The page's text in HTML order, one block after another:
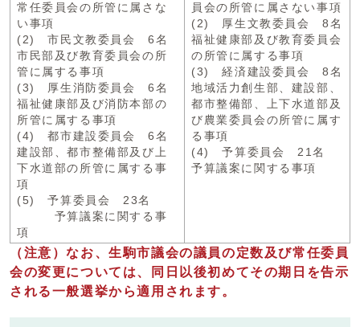
常任委員会の所管に属さな
い事項
(2) 市民文教委員会 6名
市民部及び教育委員会の所
管に属する事項
(3) 厚生消防委員会 6名
福祉健康部及び消防本部の
所管に属する事項
(4) 都市建設委員会 6名
建設部、都市整備部及び上
下水道部の所管に属する事
項
(5) 予算委員会 23名
予算議案に関する事
項
員会の所管に属さない事項
(2) 厚生文教委員会 8名
福祉健康部及び教育委員会
の所管に属する事項
(3) 経済建設委員会 8名
地域活力創生部、建設部、
都市整備部、上下水道部及
び農業委員会の所管に属す
る事項
(4) 予算委員会 21名
予算議案に関する事項
（注意）なお、生駒市議会の議員の定数及び常任委員
会の変更については、同日以後初めてその期日を告示
される一般選挙から適用されます。